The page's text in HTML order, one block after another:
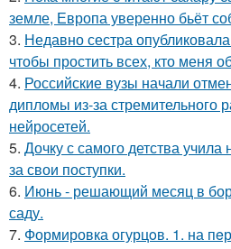
земле, Европа уверенно бьёт
3. Недавно сестра
чтобы простить всех, кто меня
4. Российские вузы начали
дипломы из-за стремительного
нейросетей.
5. Дочку с самого детства учила
за свои поступки.
6. Июнь - решающий месяц в
саду.
7. Формировка огурцoв. 1. на